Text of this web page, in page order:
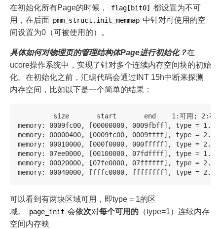
在初始化所有Page的时候， flag[bit0]
都设置为不可
用，在后面 pmm_struct.init_memmap 中针对可使用的空
间设置为0（可被使用的）。
具体如何对物理页的管理结构体Page进行初始化？在
ucore操作系统中，实现了针对多个连续内存空间块的初始
化。在初始化之前，汇编代码会通过INT 15h中断来探测
内存空间，比如以下是一个简单的结果：
size       start       end    1:可用; 2:不
memory: 0009fc00, [00000000, 0009fbff], type = 1.
memory: 00000400, [0009fc00, 0009ffff], type = 2.
memory: 00010000, [000f0000, 000fffff], type = 2.
memory: 07ee0000, [00100000, 07fdffff], type = 1.
memory: 00020000, [07fe0000, 07ffffff], type = 2.
可以看到有两块区域可用，即type = 1的区
域。
page_init 会依次对每个可用的 （type=1）连续内存
空间内存映